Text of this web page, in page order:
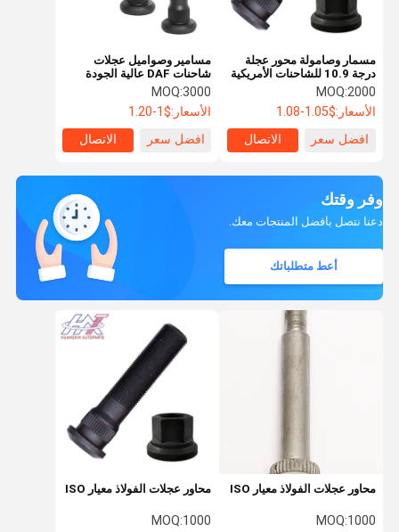
مسامير وصواميل عجلات
شاحنات DAF عالية الجودة
MOQ:3000
الأسعار:$1-1.20
افضل سعر
الاتصال
مسمار وصامولة محور عجلة
درجة 10.9 للشاحنات الأمريكية
MOQ:2000
الأسعار:$1.05-1.08
افضل سعر
الاتصال
وفر وقتك
دعنا نتصل بأفضل المنتجات معك.
أعط متطلباتك
محاور عجلات الفولاذ معيار ISO
MOQ:1000
محاور عجلات الفولاذ معيار ISO
MOQ:1000